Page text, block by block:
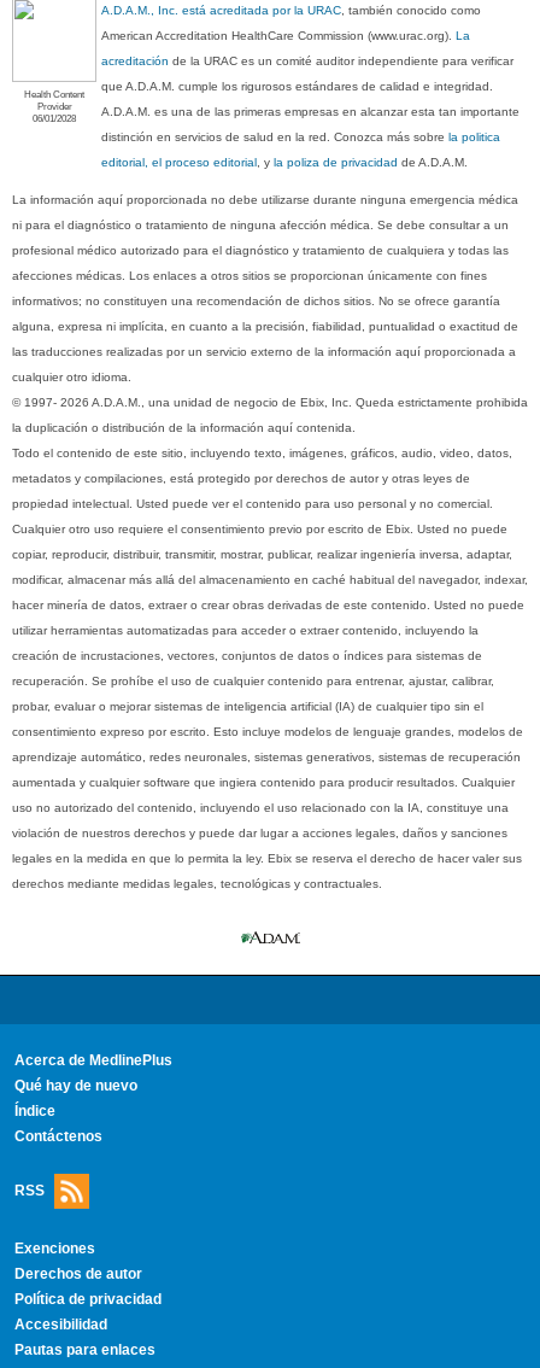
Health Content
Provider
06/01/2028
A.D.A.M., Inc. está acreditada por la URAC , también conocido como
American Accreditation HealthCare Commission (www.urac.org).La
acreditación de la URAC es un comité auditor independiente para verificar
que A.D.A.M. cumple los rigurosos estándares de calidad e integridad.
A.D.A.M. es una de las primeras empresas en alcanzar esta tan importante
distinción en servicios de salud en la red. Conozca más sobrela politica
editorial, el proceso editorial , yla poliza de privacidad de A.D.A.M.
La información aquí proporcionada no debe utilizarse durante ninguna emergencia médica
ni para el diagnóstico o tratamiento de ninguna afección médica. Se debe consultar a un
profesional médico autorizado para el diagnóstico y tratamiento de cualquiera y todas las
afecciones médicas. Los enlaces a otros sitios se proporcionan únicamente con fines
informativos; no constituyen una recomendación de dichos sitios. No se ofrece garantía
alguna, expresa ni implícita, en cuanto a la precisión, fiabilidad, puntualidad o exactitud de
las traducciones realizadas por un servicio externo de la información aquí proporcionada a
cualquier otro idioma.
© 1997- 2026 A.D.A.M., una unidad de negocio de Ebix, Inc. Queda estrictamente prohibida
la duplicación o distribución de la información aquí contenida.
Todo el contenido de este sitio, incluyendo texto, imágenes, gráficos, audio, video, datos,
metadatos y compilaciones, está protegido por derechos de autor y otras leyes de
propiedad intelectual. Usted puede ver el contenido para uso personal y no comercial.
Cualquier otro uso requiere el consentimiento previo por escrito de Ebix. Usted no puede
copiar, reproducir, distribuir, transmitir, mostrar, publicar, realizar ingeniería inversa, adaptar,
modificar, almacenar más allá del almacenamiento en caché habitual del navegador, indexar,
hacer minería de datos, extraer o crear obras derivadas de este contenido. Usted no puede
utilizar herramientas automatizadas para acceder o extraer contenido, incluyendo la
creación de incrustaciones, vectores, conjuntos de datos o índices para sistemas de
recuperación. Se prohíbe el uso de cualquier contenido para entrenar, ajustar, calibrar,
probar, evaluar o mejorar sistemas de inteligencia artificial (IA) de cualquier tipo sin el
consentimiento expreso por escrito. Esto incluye modelos de lenguaje grandes, modelos de
aprendizaje automático, redes neuronales, sistemas generativos, sistemas de recuperación
aumentada y cualquier software que ingiera contenido para producir resultados. Cualquier
uso no autorizado del contenido, incluyendo el uso relacionado con la IA, constituye una
violación de nuestros derechos y puede dar lugar a acciones legales, daños y sanciones
legales en la medida en que lo permita la ley. Ebix se reserva el derecho de hacer valer sus
derechos mediante medidas legales, tecnológicas y contractuales.
Acerca de MedlinePlus
Qué hay de nuevo
Índice
Contáctenos
RSS
Exenciones
Derechos de autor
Política de privacidad
Accesibilidad
Pautas para enlaces